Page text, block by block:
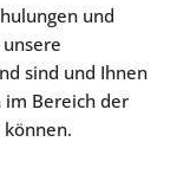
und
sind und Ihnen
Bereich der